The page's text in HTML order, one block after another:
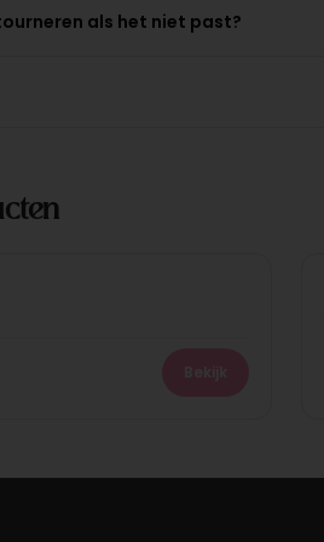
als het niet past?